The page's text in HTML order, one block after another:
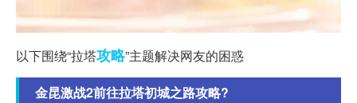
以下围绕“拉塔攻略”主题解决网友的困惑
金昆激战2前往拉塔初城之路攻略?